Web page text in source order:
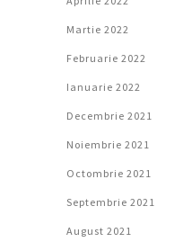
Martie 2022
Februarie 2022
Ianuarie 2022
Decembrie 2021
Noiembrie 2021
Octombrie 2021
Septembrie 2021
August 2021